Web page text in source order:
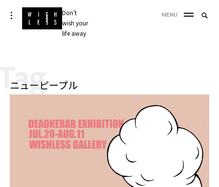
Skip
to
Don't
wish your
life away
toggle
open/close
sidebar
MENU
ニューピープル